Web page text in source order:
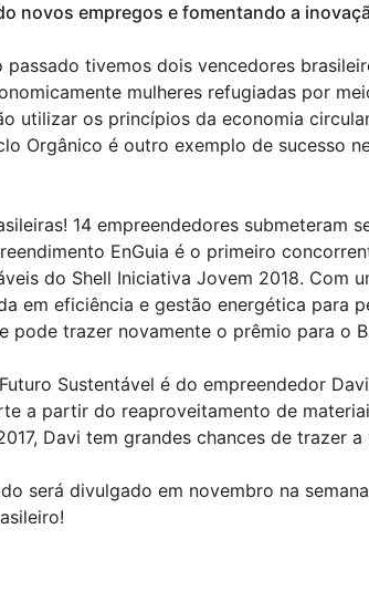
novos empregos e fomentando a
tivemos dois vencedores
mulheres refugiadas por
utilizar os princípios da economia
Orgânico é outro exemplo de sucesso
14 empreendedores submeteram
EnGuia é o primeiro
do Shell Iniciativa Jovem 2018. Com
em eficiência e gestão energética para
pode trazer novamente o prêmio para o
Sustentável é do empreendedor
a partir do reaproveitamento de
Davi tem grandes chances de trazer
será divulgado em novembro na